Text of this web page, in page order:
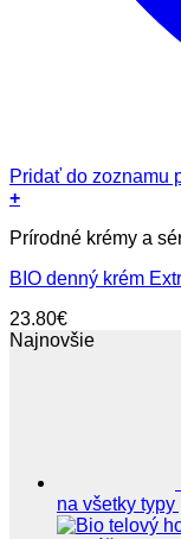
Pridať do zoznamu
+
Prírodné krémy a
BIO denný krém
23.80€
Najnovšie
na všetky typy